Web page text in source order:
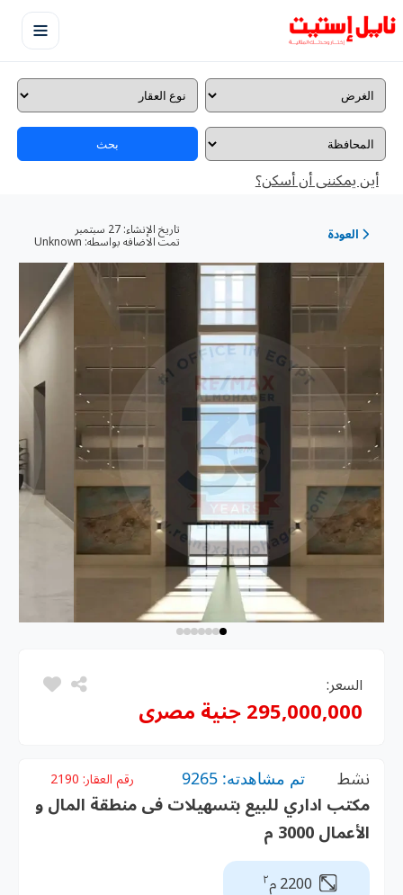
بحث
أين يمكننى أن أسكن؟
العودة تاريخ الإنشاء:
تمت الاضافه بواسطه: Unknown
السعر:
295,000,000 جنية مصرى
نشط تم مشاهدته: 9265 رقم العقار: 2190
مكتب اداري للبيع بتسهيلات فى منطقة المال و
الأعمال 3000 م
2200 م ٢